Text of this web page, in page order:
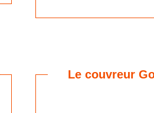
Le couvreur